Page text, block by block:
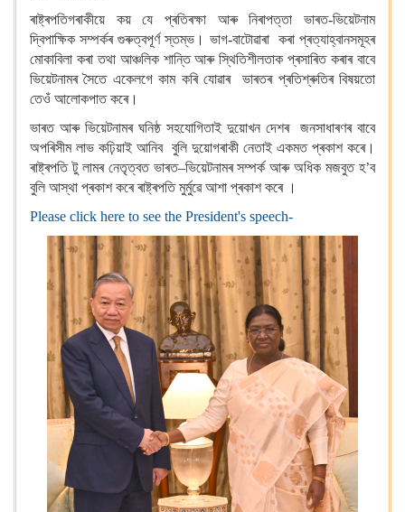
ৰাষ্ট্ৰপতিগৰাকীয়ে কয় যে প্ৰতিৰক্ষা আৰু নিৰাপত্তা ভাৰত-ভিয়েটনাম
দ্বিপাক্ষিক সম্পৰ্কৰ গুৰুত্বপূৰ্ণ স্তম্ভ। ভাগ-বাটোৱাৰা কৰা প্ৰত্যাহ্বানসমূহৰ
মোকাবিলা কৰা তথা আঞ্চলিক শান্তি আৰু স্থিতিশীলতাক প্ৰসাৰিত কৰাৰ বাবে
ভিয়েটনামৰ সৈতে একেলগে কাম কৰি যোৱাৰ ভাৰতৰ প্ৰতিশ্ৰুতিৰ বিষয়তো
তেওঁ আলোকপাত কৰে।
ভাৰত আৰু ভিয়েটনামৰ ঘনিষ্ঠ সহযোগিতাই দুয়োখন দেশৰ জনসাধাৰণৰ বাবে
অপৰিসীম লাভ কঢ়িয়াই আনিব বুলি দুয়োগৰাকী নেতাই একমত প্ৰকাশ কৰে।
ৰাষ্ট্ৰপতি টু লামৰ নেতৃত্বত ভাৰত–ভিয়েটনামৰ সম্পৰ্ক আৰু অধিক মজবুত হ’ব
বুলি আস্থা প্ৰকাশ কৰে ৰাষ্ট্ৰপতি মুৰ্মুৱে আশা প্ৰকাশ কৰে ।
Please click here to see the President's speech-